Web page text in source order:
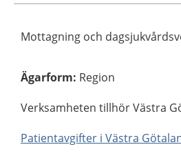
Mottagning och
Ägarform: Region
Verksamheten tillhör Västra
Patientavgifter i Västra